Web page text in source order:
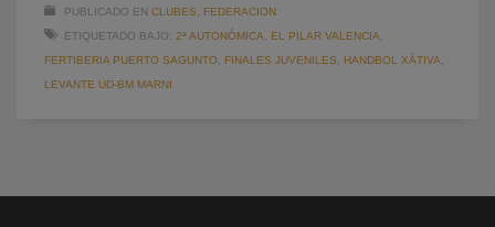
PUBLICADO EN CLUBES
FEDERACION
ETIQUETADO BAJO: 2ª AUTONÓMICA EL PILAR VALENCIA
FERTIBERIA PUERTO SAGUNTO
FINALES JUVENILES HANDBOL XÀTIVA
LEVANTE UD-BM MARNI